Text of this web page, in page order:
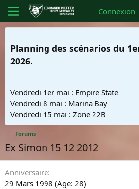
Connexion
Planning des scénarios du
2026.
Vendredi 1er mai : Empire State
Vendredi 8 mai : Marina Bay
Vendredi 15 mai : Zone 22B
Forums
Ex Simon 15 12 2012
Anniversaire
29 Mars 1998 (Age: 28)